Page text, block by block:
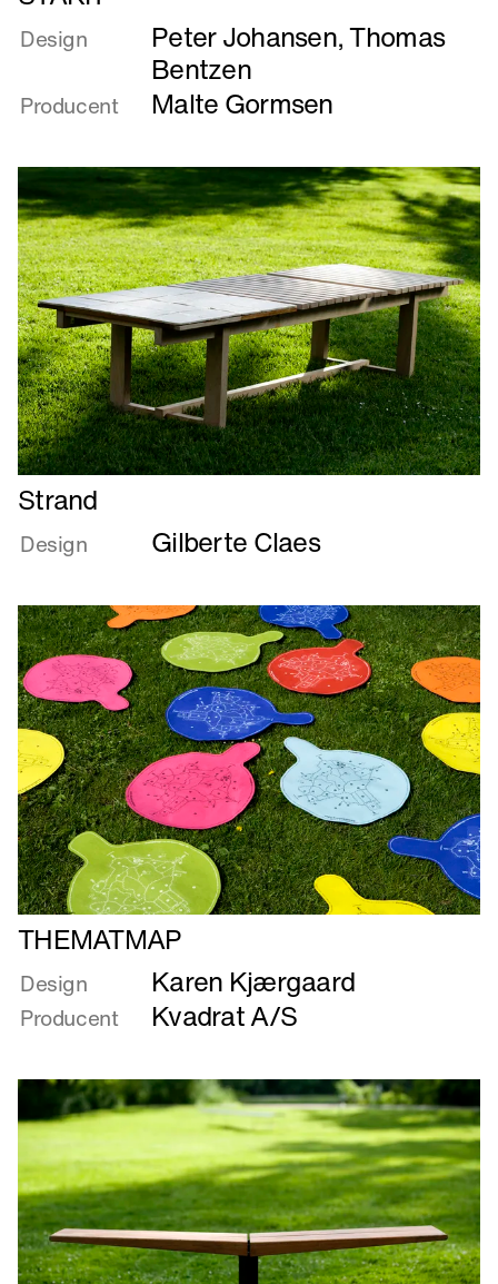
mere
om
Design Peter Johansen,Thomas
Bentzen
Producent Malte Gormsen
Læs
mere
om
Strand
Design Gilberte Claes
Læs
mere
om
THEMATMAP
THEMATMAP
Design Karen Kjærgaard
Producent Kvadrat A/S